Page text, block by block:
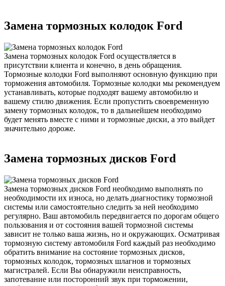
Замена тормозных колодок Ford
Замена тормозных колодок Ford осуществляется в
присутствии клиента и конечно, в день обращения.
Тормозные колодки Ford выполняют основную функцию при
торможения автомобиля. Тормозные колодки мы рекомендуем
устанавливать, которые подходят вашему автомобилю и
вашему стилю движения. Если пропустить своевременную
замену тормозных колодок, то в дальнейшем необходимо
будет менять вместе с ними и тормозные диски, а это выйдет
значительно дороже.
Замена тормозных дисков Ford
Замена тормозных дисков Ford необходимо выполнять по
необходимости их износа, но делать диагностику тормозной
системы или самостоятельно следить за ней необходимо
регулярно. Ваш автомобиль передвигается по дорогам общего
пользования и от состояния вашей тормозной системы
зависит не только ваша жизнь, но и окружающих. Осматривая
тормозную систему автомобиля Ford каждый раз необходимо
обратить внимание на состояние тормозных дисков,
тормозных колодок, тормозных шлагнов и тормозных
магистралей. Если Вы обнаружили неисправность,
запотевание или посторонний звук при торможении,